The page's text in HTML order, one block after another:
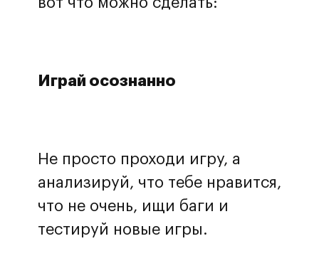
Играй осознанно
Не просто проходи игру, а
анализируй, что тебе нравится,
что не очень, ищи баги и
тестируй новые игры.